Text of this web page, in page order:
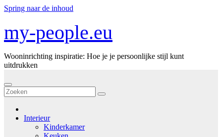
Spring naar de inhoud
my-people.eu
Wooninrichting inspiratie: Hoe je je persoonlijke stijl kunt
uitdrukken
Interieur
Kinderkamer